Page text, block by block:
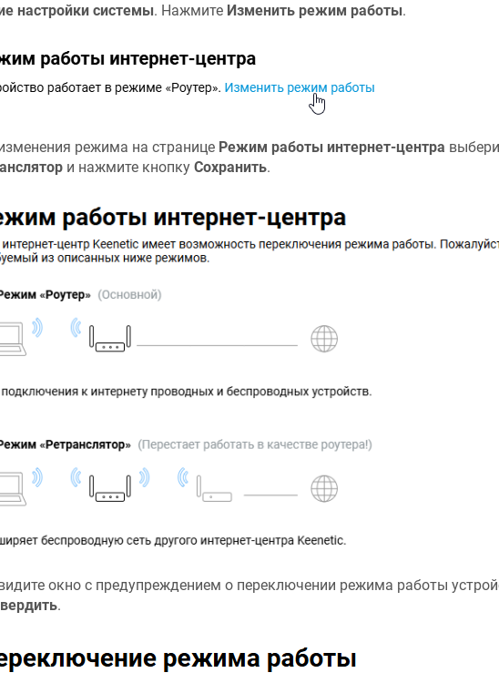
настройки системы. Нажмите Изменить режим работы.
режима на странице Режим работы интернет-центра
и нажмите кнопку Сохранить.
окно с предупреждением о переключении режима работы
.